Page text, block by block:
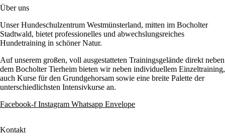
Über uns
Unser Hundeschulzentrum Westmünsterland, mitten im Bocholter
Stadtwald, bietet professionelles und abwechslungsreiches
Hundetraining in schöner Natur.
Auf unserem großen, voll ausgestatteten Trainingsgelände direkt neben
dem Bocholter Tierheim bieten wir neben individuellem Einzeltraining,
auch Kurse für den Grundgehorsam sowie eine breite Palette der
unterschiedlichsten Intensivkurse an.
Facebook-f Instagram Whatsapp Envelope
Kontakt